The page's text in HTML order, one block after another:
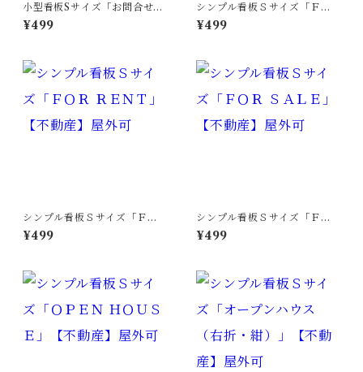
小型看板Sサイズ「お問合せは
余白付（黒字）」 屋外可【不
動産】
¥499
シンプル看板Ｓサイズ「ＦＯ
Ｒ ＲＥＡＳＥ」【不動産】屋
外可
¥499
シンプル看板Ｓサイズ「ＦＯ
Ｒ ＲＥＮＴ」【不動産】屋外
可
¥499
シンプル看板Ｓサイズ「ＦＯ
Ｒ ＳＡＬＥ」【不動産】屋外
可
¥499